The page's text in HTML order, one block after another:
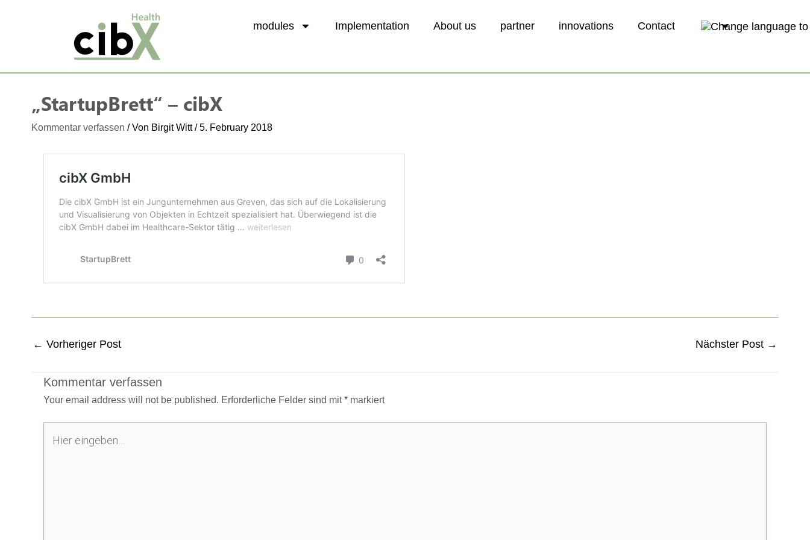
modules Implementation About us partner innovations Contact
„StartupBrett“ – cibX
Kommentar verfassen / Von Birgit Witt/5. February 2018
← Vorheriger Post Nächster Post →
Kommentar verfassen
Your email address will not be published. Erforderliche Felder sind mit* markiert
eingeben…